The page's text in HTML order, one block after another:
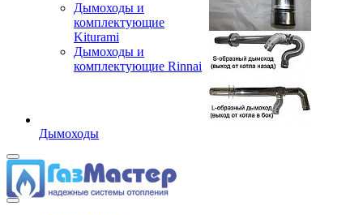
Дымоходы и
комплектующие
Kiturami
Дымоходы и
комплектующие Rinnai
Дымоходы